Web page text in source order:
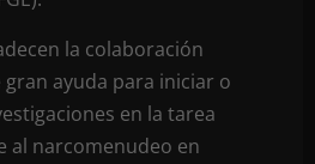
la colaboración
ayuda para iniciar o
en la tarea
al narcomenudeo en